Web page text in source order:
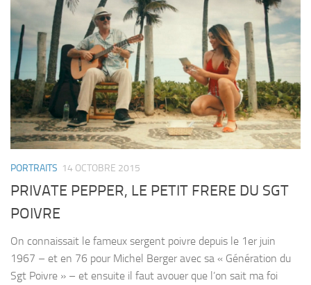
PORTRAITS 14 OCTOBRE 2015
PRIVATE PEPPER, LE PETIT FRERE DU SGT
POIVRE
On connaissait le fameux sergent poivre depuis le 1er juin
1967 – et en 76 pour Michel Berger avec sa « Génération du
Sgt Poivre » – et ensuite il faut avouer que l’on sait ma foi